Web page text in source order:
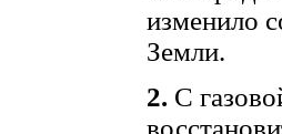
изменило
Земли.
2. С